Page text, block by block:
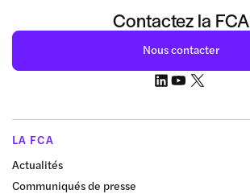
Contactez la FCA
Nous contacter
LA FCA
Actualités
Communiqués de presse